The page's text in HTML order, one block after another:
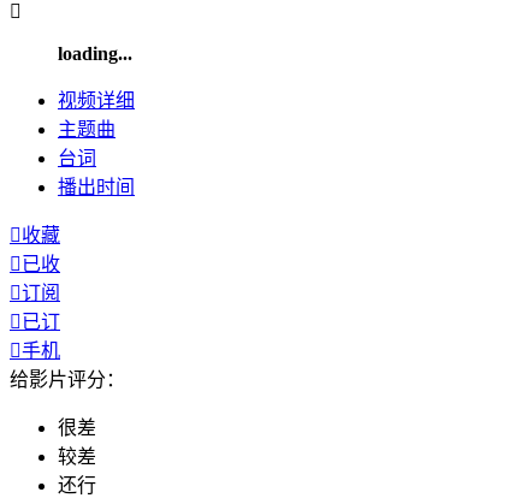

loading...
视频详细
主题曲
台词
播出时间
收藏
已收
订阅
已订
手机
给影片评分：
很差
较差
还行